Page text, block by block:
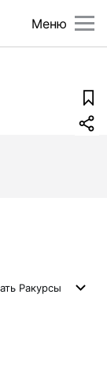
Меню
Ракурсы